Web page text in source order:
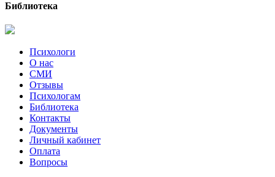
Библиотека
Психологи
О нас
СМИ
Отзывы
Психологам
Библиотека
Контакты
Документы
Личный кабинет
Оплата
Вопросы